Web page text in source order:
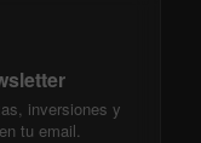
inversiones y
tu email.